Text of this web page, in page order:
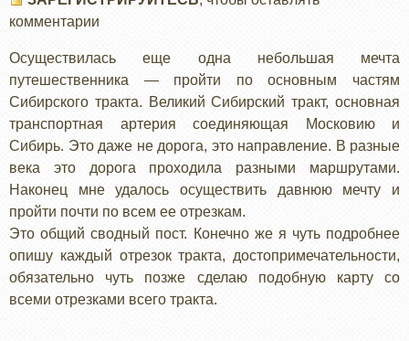
ИНФОРМАЦИЯ
комментарии
Осуществилась еще одна небольшая мечта
путешественника — пройти по основным частям
Сибирского тракта. Великий Сибирский тракт, основная
транспортная артерия соединяющая Московию и
Сибирь. Это даже не дорога, это направление. В разные
века это дорога проходила разными маршрутами.
Наконец мне удалось осуществить давнюю мечту и
пройти почти по всем ее отрезкам.
Это общий сводный пост. Конечно же я чуть подробнее
опишу каждый отрезок тракта, достопримечательности,
обязательно чуть позже сделаю подобную карту со
всеми отрезками всего тракта.